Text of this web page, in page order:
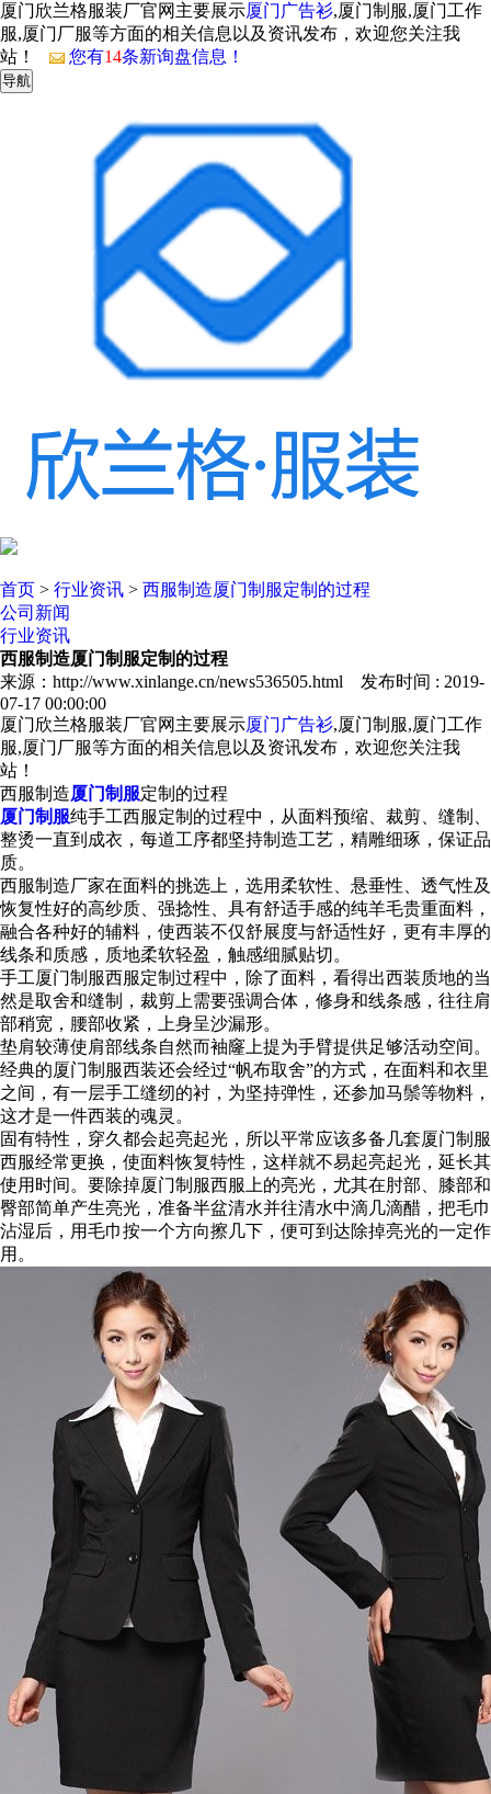
厦门欣兰格服装厂官网主要展示厦门广告衫,厦门制服,厦门工作
服,厦门厂服等方面的相关信息以及资讯发布，欢迎您关注我
站！
您有14条新询盘信息！
导航
首页 > 行业资讯 > 西服制造厦门制服定制的过程
公司新闻
行业资讯
西服制造厦门制服定制的过程
来源：http://www.xinlange.cn/news536505.html 发布时间 : 2019-
07-17 00:00:00
厦门欣兰格服装厂官网主要展示厦门广告衫,厦门制服,厦门工作
服,厦门厂服等方面的相关信息以及资讯发布，欢迎您关注我
站！
西服制造厦门制服定制的过程
厦门制服纯手工西服定制的过程中，从面料预缩、裁剪、缝制、
整烫一直到成衣，每道工序都坚持制造工艺，精雕细琢，保证品
质。
西服制造厂家在面料的挑选上，选用柔软性、悬垂性、透气性及
恢复性好的高纱质、强捻性、具有舒适手感的纯羊毛贵重面料，
融合各种好的辅料，使西装不仅舒展度与舒适性好，更有丰厚的
线条和质感，质地柔软轻盈，触感细腻贴切。
手工厦门制服西服定制过程中，除了面料，看得出西装质地的当
然是取舍和缝制，裁剪上需要强调合体，修身和线条感，往往肩
部稍宽，腰部收紧，上身呈沙漏形。
垫肩较薄使肩部线条自然而袖窿上提为手臂提供足够活动空间。
经典的厦门制服西装还会经过“帆布取舍”的方式，在面料和衣里
之间，有一层手工缝纫的衬，为坚持弹性，还参加马鬃等物料，
这才是一件西装的魂灵。
固有特性，穿久都会起亮起光，所以平常应该多备几套厦门制服
西服经常更换，使面料恢复特性，这样就不易起亮起光，延长其
使用时间。要除掉厦门制服西服上的亮光，尤其在肘部、膝部和
臀部简单产生亮光，准备半盆清水并往清水中滴几滴醋，把毛巾
沾湿后，用毛巾按一个方向擦几下，便可到达除掉亮光的一定作
用。